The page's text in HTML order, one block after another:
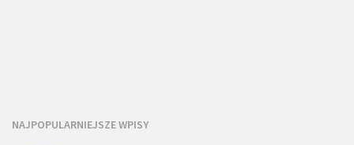
NAJPOPULARNIEJSZE WPISY